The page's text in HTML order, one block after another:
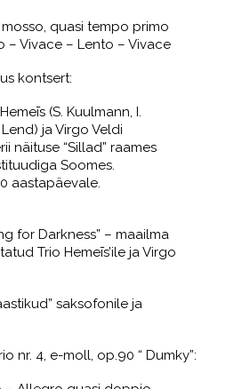
quasi tempo primo
– Vivace – Lento – Vivace
kontsert:
(S. Kuulmann, I.
ja Virgo Veldi
näituse “Sillad” raames
Soomes.
aastapäevale.
for Darkness” – maailma
Trio Hemeīs’ile ja Virgo
saksofonile ja
nr. 4, e-moll, op.90 “ Dumky”: